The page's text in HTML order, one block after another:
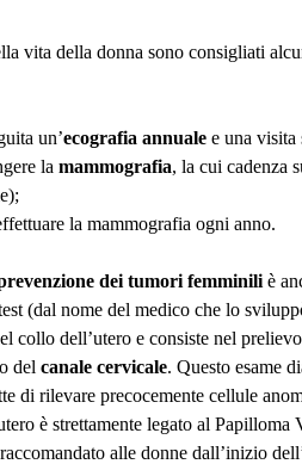
vita della donna sono consigliati
un’ecografia annuale e una visita
la mammografia, la cui cadenza
la mammografia ogni anno.
dei tumori femminili è
(dal nome del medico che lo
collo dell’utero e consiste nel
del canale cervicale. Questo esame
di rilevare precocemente cellule
è strettamente legato al Papilloma
alle donne dall’inizio